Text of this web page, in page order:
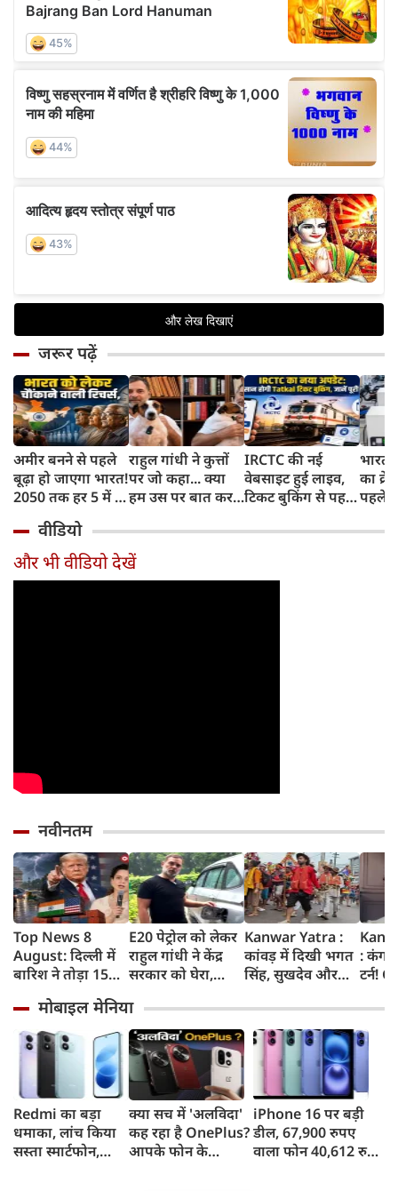
जरूर पढ़ें
अमीर बनने से पहले
बूढ़ा हो जाएगा भारत!
2050 तक हर 5 में 1
साल से ज्यादा उम्र का
राहुल गांधी ने कुत्तों
पर जो कहा... क्या
हम उस पर बात कर
IRCTC की नई
वेबसाइट हुई लाइव,
टिकट बुकिंग से पहले
काम, जानें पूरा
भारत
का
पहले
और
वीडियो
और भी वीडियो देखें
नवीनतम
Top News 8
August: दिल्ली में
बारिश ने तोड़ा 15
भारत पर 100%
टैरिफ का खतरा;
Gen Z पर कंगना का
यू-टर्न
E20 पेट्रोल को लेकर
राहुल गांधी ने केंद्र
सरकार को घेरा,
लोगों की गाड़ियां हो
रहीं खराब, BJP ने
बताया खराब
पटकथा
Kanwar Yatra :
कांवड़ में दिखी भगत
सिंह, सुखदेव और
अमरगाथा,
शिवभक्तों ने अनोखे
अंदाज में दी
श्रद्धांजलि
:
टर्न!
'सबसे
कुछ
कहा
गटर'
मोबाइल मेनिया
Redmi का बड़ा
धमाका, लांच किया
सस्ता स्मार्टफोन,
क्या सच में 'अलविदा'
कह रहा है OnePlus?
आपके फोन के
iPhone 16 पर बड़ी
डील, 67,900 रुपए
वाला फोन 40,612 रुपए